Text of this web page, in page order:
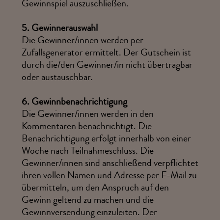
Gewinnspiel auszuschließen.
5. Gewinnerauswahl
Die Gewinner/innen werden per
Zufallsgenerator ermittelt. Der Gutschein ist
durch die/den Gewinner/in nicht übertragbar
oder austauschbar.
6. Gewinnbenachrichtigung
Die Gewinner/innen werden in den
Kommentaren benachrichtigt. Die
Benachrichtigung erfolgt innerhalb von einer
Woche nach Teilnahmeschluss. Die
Gewinner/innen sind anschließend verpflichtet
ihren vollen Namen und Adresse per E-Mail zu
übermitteln, um den Anspruch auf den
Gewinn geltend zu machen und die
Gewinnversendung einzuleiten. Der